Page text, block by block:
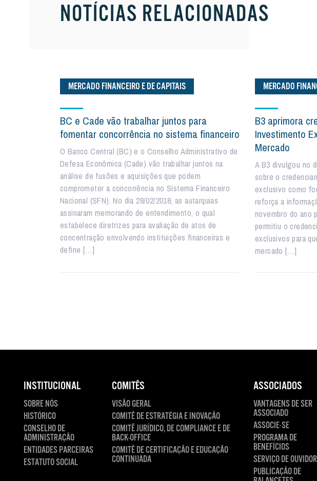
NOTÍCIAS RELACIONADAS
MERCADO FINANCEIRO E DE CAPITAIS
BC e Cade vão trabalhar juntos para
fomentar concorrência no sistema financeiro
O Banco Central (BC) e o Conselho Administrativo de
Defesa Econômica (Cade) vão trabalhar juntos na
análise de fusões e aquisições que podem
comprometer a concorrência no Sistema Financeiro
Nacional (SFN). No dia 28/02/2018, as autarquias
assinaram memorando de entendimento, o qual
estabelece diretrizes para avaliação de atos de
concentração envolvendo instituições financeiras e
define […]
MERCADO
B3 aprimora
Investimento
Mercado
A B3 divulgou no
sobre o
exclusivo como
reforça a
novembro do ano
permitiu o
exclusivos para
mercado […]
INSTITUCIONAL
SOBRE NÓS
HISTÓRICO
CONSELHO DE
ADMINISTRAÇÃO
ENTIDADES PARCEIRAS
ESTATUTO SOCIAL
COMITÊS
VISÃO GERAL
COMITÊ DE ESTRATÉGIA E INOVAÇÃO
COMITÊ JURÍDICO, DE COMPLIANCE E DE
BACK-OFFICE
COMITÊ DE CERTIFICAÇÃO E EDUCAÇÃO
CONTINUADA
ASSOCIADOS
VANTAGENS DE SER
ASSOCIADO
ASSOCIE-SE
PROGRAMA DE
BENEFÍCIOS
SERVIÇO DE
PUBLICAÇÃO DE